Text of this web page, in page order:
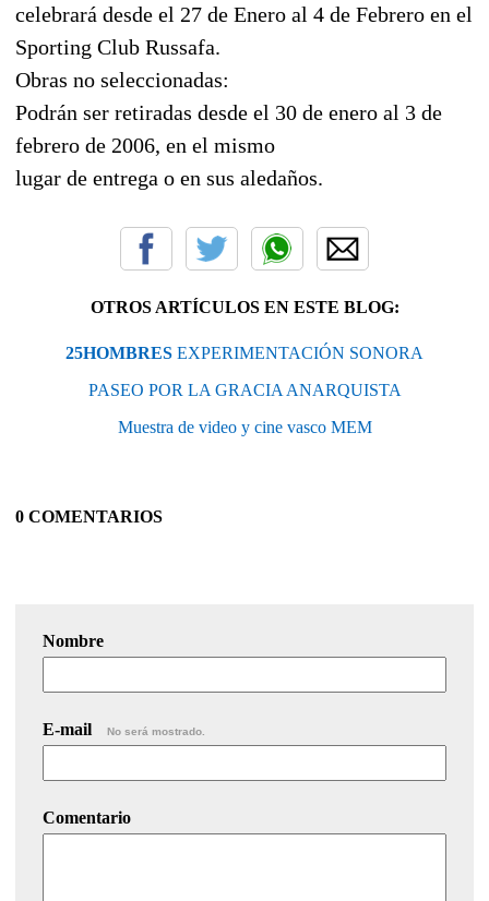
celebrará desde el 27 de Enero al 4 de Febrero en el
Sporting Club Russafa.
Obras no seleccionadas:
Podrán ser retiradas desde el 30 de enero al 3 de
febrero de 2006, en el mismo
lugar de entrega o en sus aledaños.
OTROS ARTÍCULOS EN ESTE BLOG:
25HOMBRES EXPERIMENTACIÓN SONORA
PASEO POR LA GRACIA ANARQUISTA
Muestra de video y cine vasco MEM
0 COMENTARIOS
Nombre
E-mail No será mostrado.
Comentario